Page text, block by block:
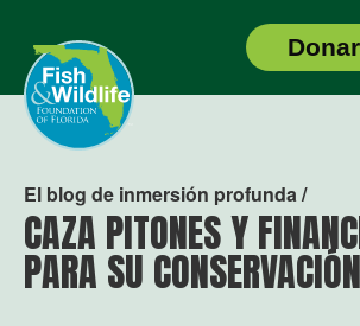
Logotipo
del
encabezado
Donar
El blog de inmersión profunda /
CAZA PITONES Y
PARA SU CONSERVACIÓN